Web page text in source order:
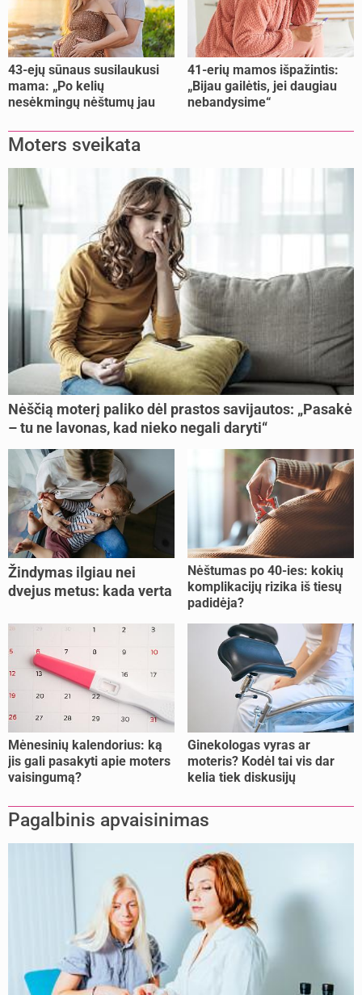
43-ejų sūnaus susilaukusi
mama: „Po kelių
nesėkmingų nėštumų jau
41-erių mamos išpažintis:
„Bijau gailėtis, jei daugiau
nebandysime“
Moters sveikata
Nėščią moterį paliko dėl prastos savijautos: „Pasakė
– tu ne lavonas, kad nieko negali daryti“
Žindymas ilgiau nei
dvejus metus: kada verta
nujunkyti?
Nėštumas po 40-ies: kokių
komplikacijų rizika iš tiesų
padidėja?
Mėnesinių kalendorius: ką
jis gali pasakyti apie moters
vaisingumą?
Ginekologas vyras ar
moteris? Kodėl tai vis dar
kelia tiek diskusijų
Pagalbinis apvaisinimas